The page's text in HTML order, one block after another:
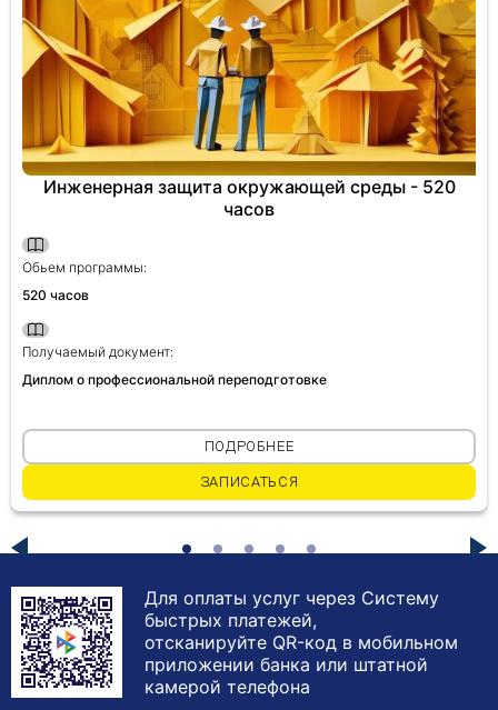
Инженерная защита окружающей среды - 520
часов
Обьем программы:
520 часов
Получаемый документ:
Диплом о профессиональной переподготовке
ПОДРОБНЕЕ
ЗАПИСАТЬСЯ
Для оплаты услуг через Систему
быстрых платежей,
отсканируйте QR-код в мобильном
приложении банка или штатной
камерой телефона